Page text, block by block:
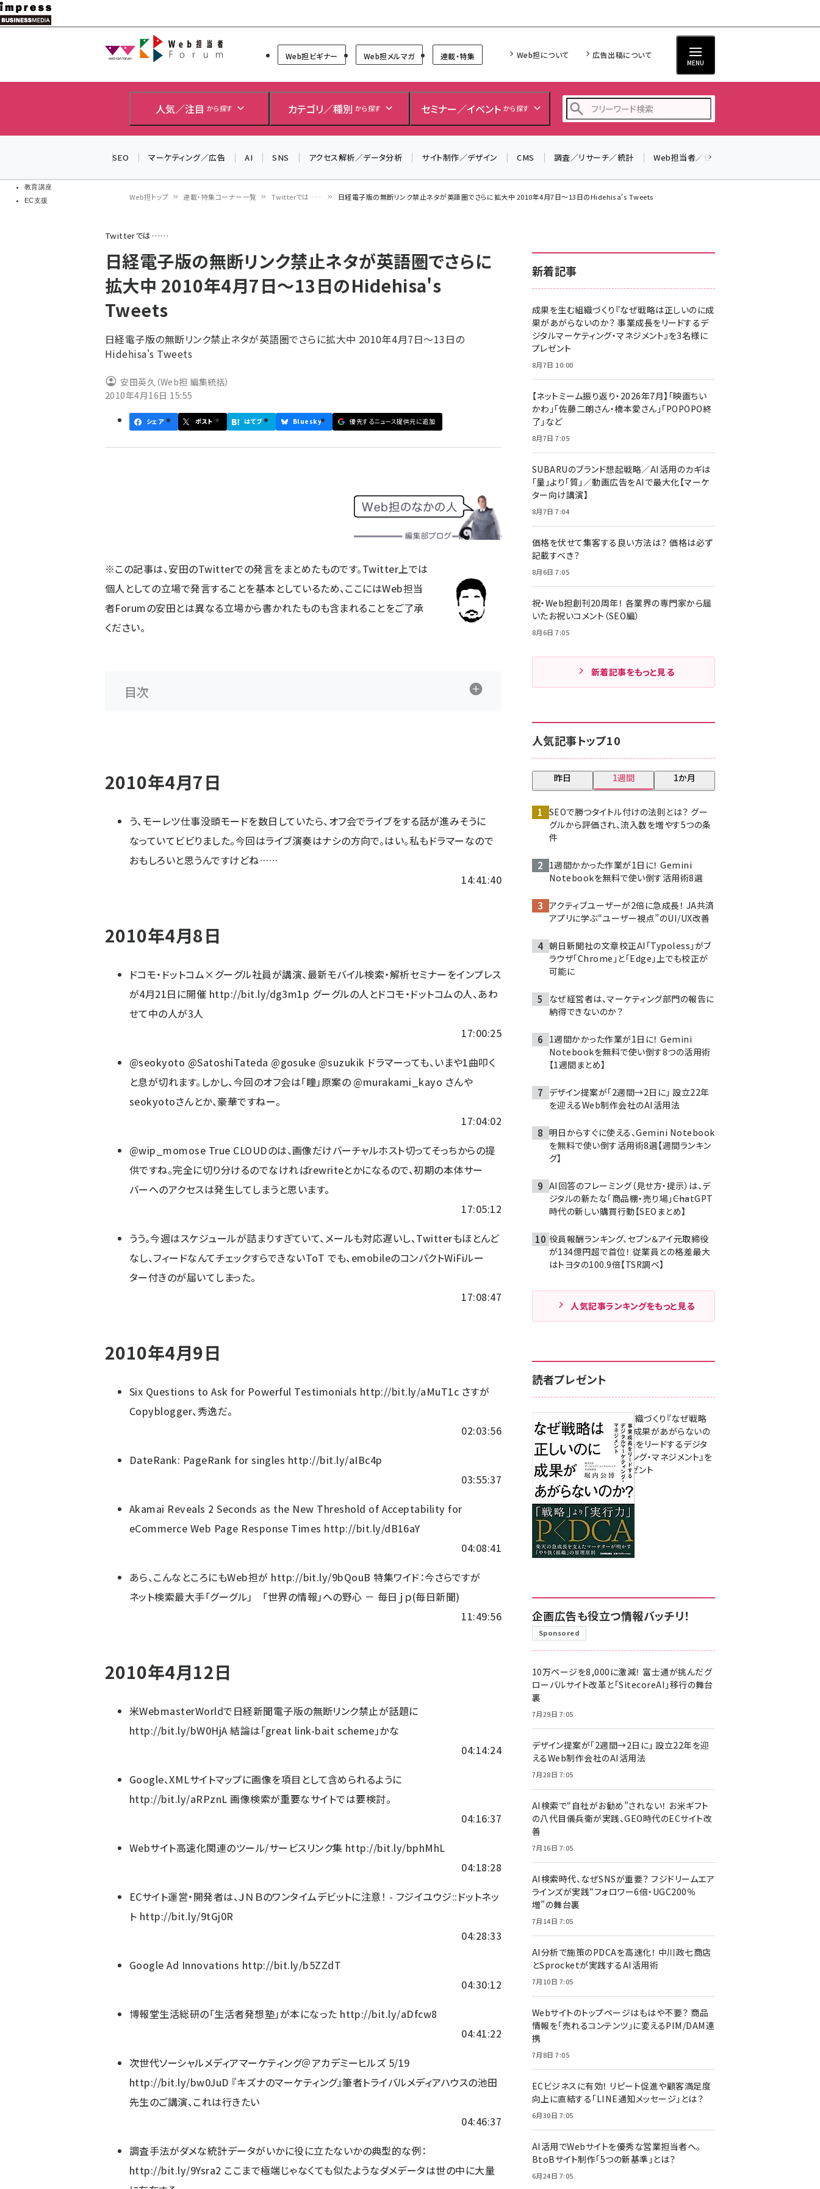
メ
イ
教育講座
EC支援
Web担当者Forum
Web担ビギナー Web担メルマガ 連載・特集 Web担について 広告出稿について
MENU
人気／注目 から探す カテゴリ／種別 から探す セミナー／イベント から探す
ai (2811)
z世代 (1623)
meo (1277)
llmo (1166)
SEO マーケティング／広告 AI SNS アクセス解析／データ分析 サイト制作／デザイン CMS 調査／リサーチ／統計 Web担当者／仕事
ン
く
ず
Web担トップ 連載・特集コーナー一覧 Twitterでは…… 日経電子版の無断リンク禁止ネタが英語圏でさらに拡大中 2010年4月7日～13日のHidehisa's Tweets
Twitterでは……
日経電子版の無断リンク禁止ネタが英語圏でさらに
拡大中 2010年4月7日～13日のHidehisa's
Tweets
日経電子版の無断リンク禁止ネタが英語圏でさらに拡大中 2010年4月7日～13日の
Hidehisa's Tweets
安田英久（Web担 編集統括）
2010年4月16日 15:55
シェア ポスト はてブ Bluesky 優先するニュース提供元に追加
※この記事は、安田のTwitterでの発言をまとめたものです。Twitter上では
個人としての立場で発言することを基本としているため、ここにはWeb担当
者Forumの安田とは異なる立場から書かれたものも含まれることをご了承
ください。
目次
2010年4月7日
う、モーレツ仕事没頭モードを数日していたら、オフ会でライブをする話が進みそうに
なっていてビビりました。今回はライブ演奏はナシの方向で。はい。私もドラマーなので
おもしろいと思うんですけどね……
14:41:40
2010年4月8日
ドコモ・ドットコム×グーグル社員が講演、最新モバイル検索・解析セミナーをインプレス
が4月21日に開催 http://bit.ly/dg3m1p グーグルの人とドコモ・ドットコムの人、あわ
せて中の人が3人
17:00:25
@seokyoto @SatoshiTateda @gosuke @suzukik ドラマーっても、いまや1曲叩く
と息が切れます。しかし、今回のオフ会は「瞳」原案の @murakami_kayo さんや
seokyotoさんとか、豪華ですねー。
17:04:02
@wip_momose True CLOUDのは、画像だけバーチャルホスト切ってそっちからの提
供ですね。完全に切り分けるのでなければrewriteとかになるので、初期の本体サー
バーへのアクセスは発生してしまうと思います。
17:05:12
うう。今週はスケジュールが詰まりすぎていて、メールも対応遅いし、Twitterもほとんど
なし、フィードなんてチェックすらできないToT でも、emobileのコンパクトWiFiルー
ター付きのが届いてしまった。
17:08:47
2010年4月9日
Six Questions to Ask for Powerful Testimonials http://bit.ly/aMuT1c さすが
Copyblogger、秀逸だ。
02:03:56
DateRank: PageRank for singles http://bit.ly/aIBc4p
03:55:37
Akamai Reveals 2 Seconds as the New Threshold of Acceptability for
eCommerce Web Page Response Times http://bit.ly/dB16aY
04:08:41
あら、こんなところにもWeb担が http://bit.ly/9bQouB 特集ワイド：今さらですが
ネット検索最大手「グーグル」 「世界の情報」への野心 － 毎日ｊｐ(毎日新聞)
11:49:56
2010年4月12日
米WebmasterWorldで日経新聞電子版の無断リンク禁止が話題に
http://bit.ly/bW0HjA 結論は「great link-bait scheme」かな
04:14:24
Google、XMLサイトマップに画像を項目として含められるように
http://bit.ly/aRPznL 画像検索が重要なサイトでは要検討。
04:16:37
Webサイト高速化関連のツール/サービスリンク集 http://bit.ly/bphMhL
04:18:28
ECサイト運営・開発者は、ＪＮＢのワンタイムデビットに注意！ - フジイユウジ::ドットネッ
ト http://bit.ly/9tGj0R
04:28:33
Google Ad Innovations http://bit.ly/b5ZZdT
04:30:12
博報堂生活総研の「生活者発想塾」が本になった http://bit.ly/aDfcw8
04:41:22
次世代ソーシャルメディアマーケティング＠アカデミーヒルズ 5/19
http://bit.ly/bw0JuD 『キズナのマーケティング』筆者トライバルメディアハウスの池田
先生のご講演、これは行きたい
04:46:37
調査手法がダメな統計データがいかに役に立たないかの典型的な例：
http://bit.ly/9Ysra2 ここまで極端じゃなくても似たようなダメデータは世の中に大量
新着記事
成果を生む組織づくり『なぜ戦略は正しいのに成
果があがらないのか？ 事業成長をリードするデ
ジタルマーケティング・マネジメント』を3名様に
プレゼント
8月7日 10:00
【ネットミーム振り返り・2026年7月】「映画ちい
かわ」「佐藤二朗さん・橋本愛さん」「POPOPO終
了」など
8月7日 7:05
SUBARUのブランド想起戦略／AI活用のカギは
「量」より「質」／動画広告をAIで最大化【マーケ
ター向け講演】
8月7日 7:04
価格を伏せて集客する良い方法は？ 価格は必ず
記載すべき？
8月6日 7:05
祝・Web担創刊20周年！ 各業界の専門家から届
いたお祝いコメント（SEO編）
8月6日 7:05
新着記事をもっと見る
人気記事トップ10
昨日 1週間 1か月
SEOで勝つタイトル付けの法則とは？ グー
グルから評価され、流入数を増やす5つの条
件
1週間かかった作業が1日に！ Gemini
Notebookを無料で使い倒す活用術8選
アクティブユーザーが2倍に急成長！ JA共済
アプリに学ぶ“ユーザー視点”のUI/UX改善
朝日新聞社の文章校正AI「Typoless」がブ
ラウザ「Chrome」と「Edge」上でも校正が
可能に
なぜ経営者は、マーケティング部門の報告に
納得できないのか？
1週間かかった作業が1日に！ Gemini
Notebookを無料で使い倒す8つの活用術
【1週間まとめ】
デザイン提案が「2週間→2日に」 設立22年
を迎えるWeb制作会社のAI活用法
明日からすぐに使える、Gemini Notebook
を無料で使い倒す活用術8選【週間ランキン
グ】
AI回答のフレーミング（見せ方・提示）は、デ
ジタルの新たな「商品棚・売り場」――ChatGPT
時代の新しい購買行動【SEOまとめ】
役員報酬ランキング、セブン＆アイ元取締役
が134億円超で首位！ 従業員との格差最大
はトヨタの100.9倍【TSR調べ】
人気記事ランキングをもっと見る
読者プレゼント
成果を生む組織づくり『なぜ戦略
は正しいのに成果があがらないの
か？ 事業成長をリードするデジタ
ルマーケティング・マネジメント』を
3名様にプレゼント
8月7日 10:00
企画広告も役立つ情報バッチリ！
Sponsored
10万ページを8,000に激減！ 富士通が挑んだグ
ローバルサイト改革と「SitecoreAI」移行の舞台
裏
7月29日 7:05
デザイン提案が「2週間→2日に」 設立22年を迎
えるWeb制作会社のAI活用法
7月28日 7:05
AI検索で“自社がお勧め”されない！ お米ギフト
の八代目儀兵衛が実践、GEO時代のECサイト改
善
7月16日 7:05
AI検索時代、なぜSNSが重要？ フジドリームエア
ラインズが実践“フォロワー6倍・UGC200％
増”の舞台裏
7月14日 7:05
AI分析で施策のPDCAを高速化！ 中川政七商店
とSprocketが実践するAI活用術
7月10日 7:05
Webサイトのトップページはもはや不要？ 商品
情報を「売れるコンテンツ」に変えるPIM/DAM連
携
7月8日 7:05
ECビジネスに有効！ リピート促進や顧客満足度
向上に直結する「LINE通知メッセージ」とは？
6月30日 7:05
AI活用でWebサイトを優秀な営業担当者へ。
BtoBサイト制作「5つの新基準」とは？
6月24日 7:05
＼ 8月27日開催、申し込み受付中！ ／
生成AIをマーケティング等に活用するための考え方を学べ
るセミナーイベント「生成AI × マーケティング フォーラム
▼申し込みはこちらから▼